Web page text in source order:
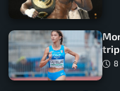
8